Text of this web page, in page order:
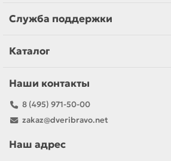
Служба поддержки
Каталог
Наши контакты
8 (495) 971-50-00
zakaz@dveribravo.net
Наш адрес